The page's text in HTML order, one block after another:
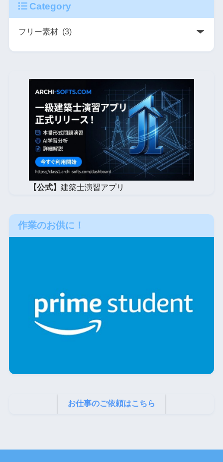
Category
【公式】 建築士演習アプリ
作業のお供に！
お仕事のご依頼はこちら